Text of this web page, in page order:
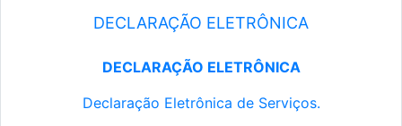
DECLARAÇÃO ELETRÔNICA
DECLARAÇÃO ELETRÔNICA
Declaração Eletrônica de Serviços.